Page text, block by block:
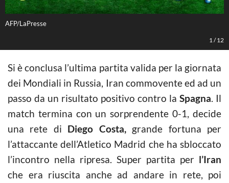
AFP/LaPresse
1 /12
Si è conclusa l’ultima partita valida per la giornata
dei Mondiali in Russia, Iran commovente ed ad un
passo da un risultato positivo contro la Spagna. Il
match termina con un sorprendente 0-1, decide
una rete di Diego Costa,grande fortuna per
l’attaccante dell’Atletico Madrid che ha sbloccato
l’incontro nella ripresa. Super partita per l’Iran
che era riuscita anche ad andare in rete, poi